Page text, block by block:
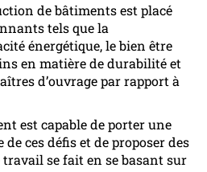
de bâtiments est placé
tels que la
énergétique, le bien être
en matière de durabilité et
d’ouvrage par rapport à
est capable de porter une
ces défis et de proposer des
se fait en se basant sur